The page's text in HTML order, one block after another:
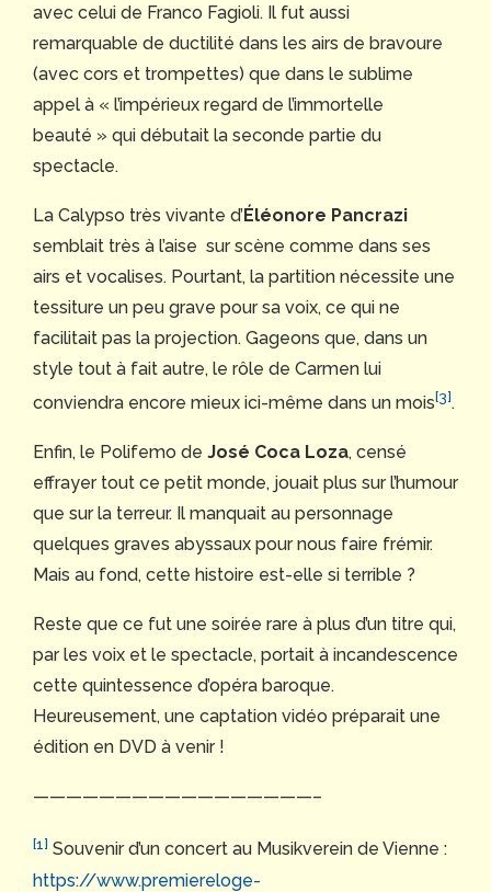
avec celui de Franco Fagioli. Il fut aussi
remarquable de ductilité dans les airs de bravoure
(avec cors et trompettes) que dans le sublime
appel à « l’impérieux regard de l’immortelle
beauté » qui débutait la seconde partie du
spectacle.
La Calypso très vivante d’Éléonore Pancrazi
semblait très à l’aise sur scène comme dans ses
airs et vocalises. Pourtant, la partition nécessite une
tessiture un peu grave pour sa voix, ce qui ne
facilitait pas la projection. Gageons que, dans un
style tout à fait autre, le rôle de Carmen lui
conviendra encore mieux ici-même dans un mois[3].
Enfin, le Polifemo de José Coca Loza, censé
effrayer tout ce petit monde, jouait plus sur l’humour
que sur la terreur. Il manquait au personnage
quelques graves abyssaux pour nous faire frémir.
Mais au fond, cette histoire est-elle si terrible ?
Reste que ce fut une soirée rare à plus d’un titre qui,
par les voix et le spectacle, portait à incandescence
cette quintessence d’opéra baroque.
Heureusement, une captation vidéo préparait une
édition en DVD à venir !
—————————————————–
[1] Souvenir d’un concert au Musikverein de Vienne :
https://www.premiereloge-